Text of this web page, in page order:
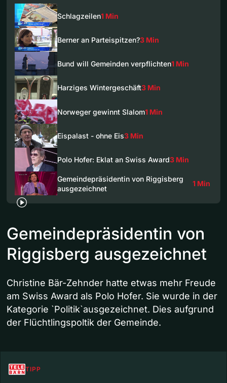
Schlagzeilen1 Min
Berner an Parteispitzen?3 Min
Bund will Gemeinden verpflichten1 Min
Harziges Wintergeschäft3 Min
Norweger gewinnt Slalom1 Min
Eispalast - ohne Eis3 Min
Polo Hofer: Eklat an Swiss Award3 Min
Gemeindepräsidentin von Riggisberg
ausgezeichnet
1 Min
Gemeindepräsidentin von
Riggisberg ausgezeichnet
Christine Bär-Zehnder hatte etwas mehr Freude
am Swiss Award als Polo Hofer. Sie wurde in der
Kategorie `Politik`ausgezeichnet. Dies aufgrund
der Flüchtlingspoltik der Gemeinde.
TIPP